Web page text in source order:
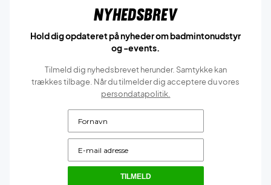
Nyhedsbrev
Hold dig opdateret på nyheder om badmintonudstyr
og -events.
Tilmeld dig nyhedsbrevet herunder. Samtykke kan
trækkes tilbage. Når du tilmelder dig acceptere du vores
persondatapolitik.
TILMELD